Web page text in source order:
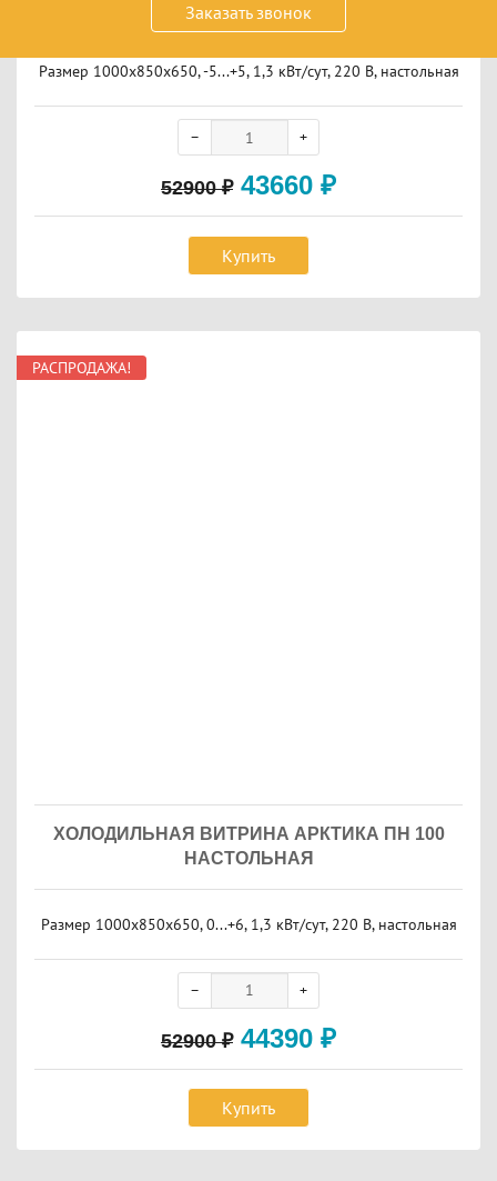
Заказать звонок
НАСТОЛЬНАЯ
Размер 1000x850x650, -5...+5, 1,3 кВт/сут, 220 В, настольная
52900₽ 43660 ₽
Купить
РАСПРОДАЖА!
ХОЛОДИЛЬНАЯ ВИТРИНА АРКТИКА ПН 100
НАСТОЛЬНАЯ
Размер 1000x850x650, 0...+6, 1,3 кВт/сут, 220 В, настольная
52900₽ 44390 ₽
Купить